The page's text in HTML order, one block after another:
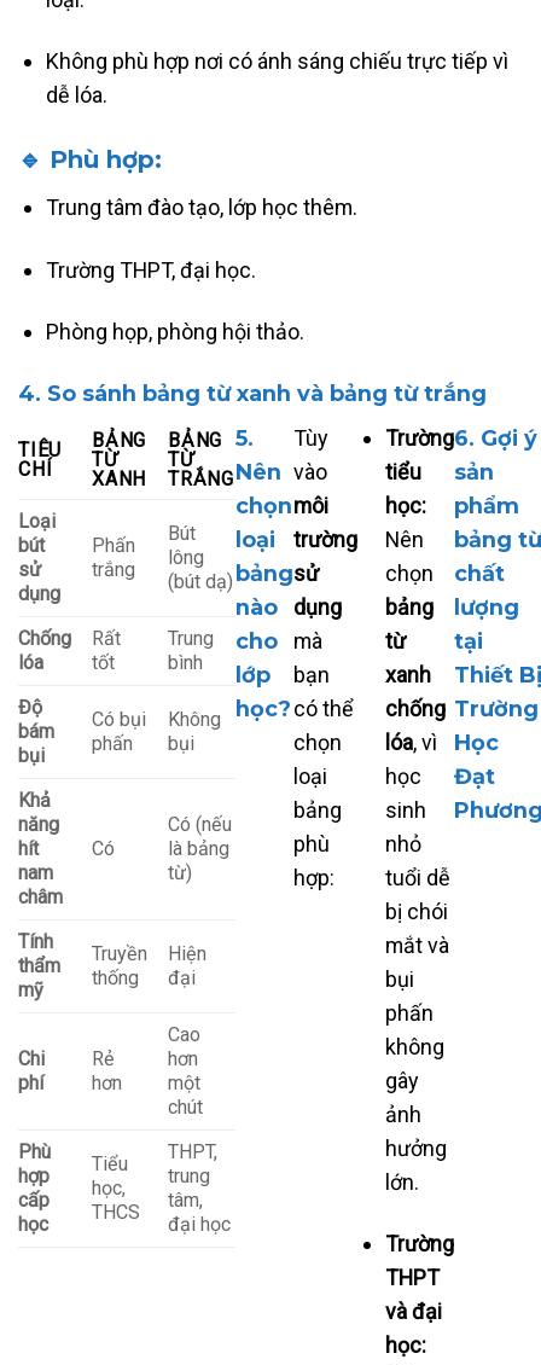
Không phù hợp nơi có ánh sáng chiếu trực tiếp vì
dễ lóa.
🔹 Phù hợp:
Trung tâm đào tạo, lớp học thêm.
Trường THPT, đại học.
Phòng họp, phòng hội thảo.
4. So sánh bảng từ xanh và bảng từ trắng
TIÊU
CHÍ
BẢNG
TỪ
XANH
BẢNG
TỪ
TRẮNG
Loại
bút
sử
dụng
Phấn
trắng
Bút
lông
(bút dạ)
Chống
lóa
Rất
tốt
Trung
bình
Độ
bám
bụi
Có bụi
phấn
Không
bụi
Khả
năng
hít
nam
châm
Có
Có (nếu
là bảng
từ)
Tính
thẩm
mỹ
Truyền
thống
Hiện
đại
Chi
phí
Rẻ
hơn
Cao
hơn
một
chút
Phù
hợp
cấp
học
Tiểu
học,
THCS
THPT,
trung
tâm,
đại học
5.
Nên
chọn
loại
bảng
nào
cho
lớp
học?
Tùy
vào
môi
trường
sử
dụng
mà
bạn
có thể
chọn
loại
bảng
phù
hợp:
Trường
tiểu
học:
Nên
chọn
bảng
từ
xanh
chống
lóa, vì
học
sinh
nhỏ
tuổi dễ
bị chói
mắt và
bụi
phấn
không
gây
ảnh
hưởng
lớn.
Trường
THPT
và đại
học:
6. Gợi ý
sản
phẩm
bảng
chất
lượng
tại
Thiết
Trường
Học
Đạt